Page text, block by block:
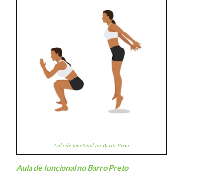
Aula de funcional no Barro Preto
Aula de funcional no Barro Preto